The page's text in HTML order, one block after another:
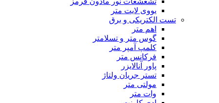
یووی لایت متر
تست الکتریکی و برق
اهم متر
گوس متر و تسلامتر
کلمپ آمپر متر
فرکانس متر
پاور آنالایزر
تستر جریان ولتاژ
مولتی متر
وات متر